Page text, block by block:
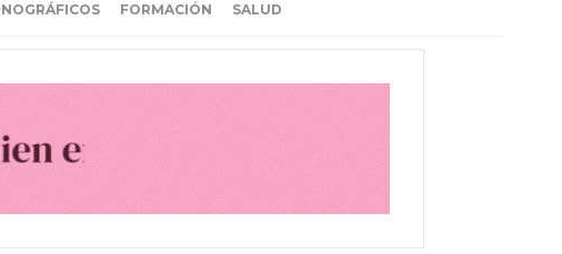
FORMACIÓN SALUD